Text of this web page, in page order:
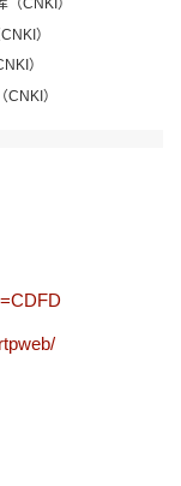
CNKI）
）
）
）